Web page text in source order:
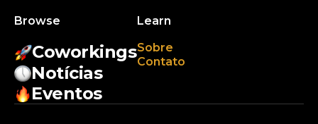
Browse
Coworkings
Notícias
Eventos
Learn
Sobre
Contato